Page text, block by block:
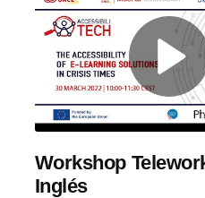
Workshop
Inglés